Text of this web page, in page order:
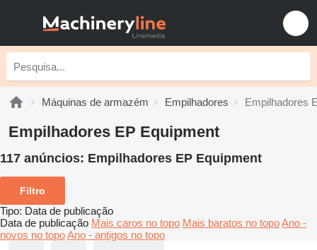
Máquinas de armazém Empilhadores Empilhadores
Empilhadores EP Equipment
117 anúncios: Empilhadores EP Equipment
Filtro
Tipo: Data de publicação
Data de publicação Mais caros no topo Mais baratos no topoAno -
novos no topoAno - antigos no topo